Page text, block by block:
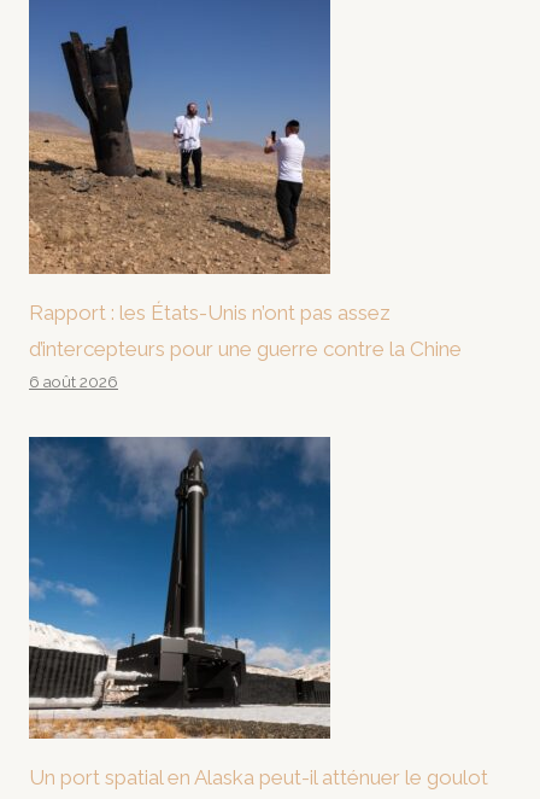
Rapport : les États-Unis n’ont pas assez
d’intercepteurs pour une guerre contre la Chine
6 août 2026
Un port spatial en Alaska peut-il atténuer le goulot